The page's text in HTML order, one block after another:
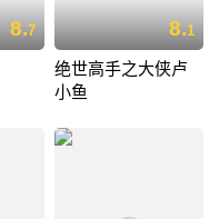
8.7 8.1
绝世高手之大侠卢
小鱼